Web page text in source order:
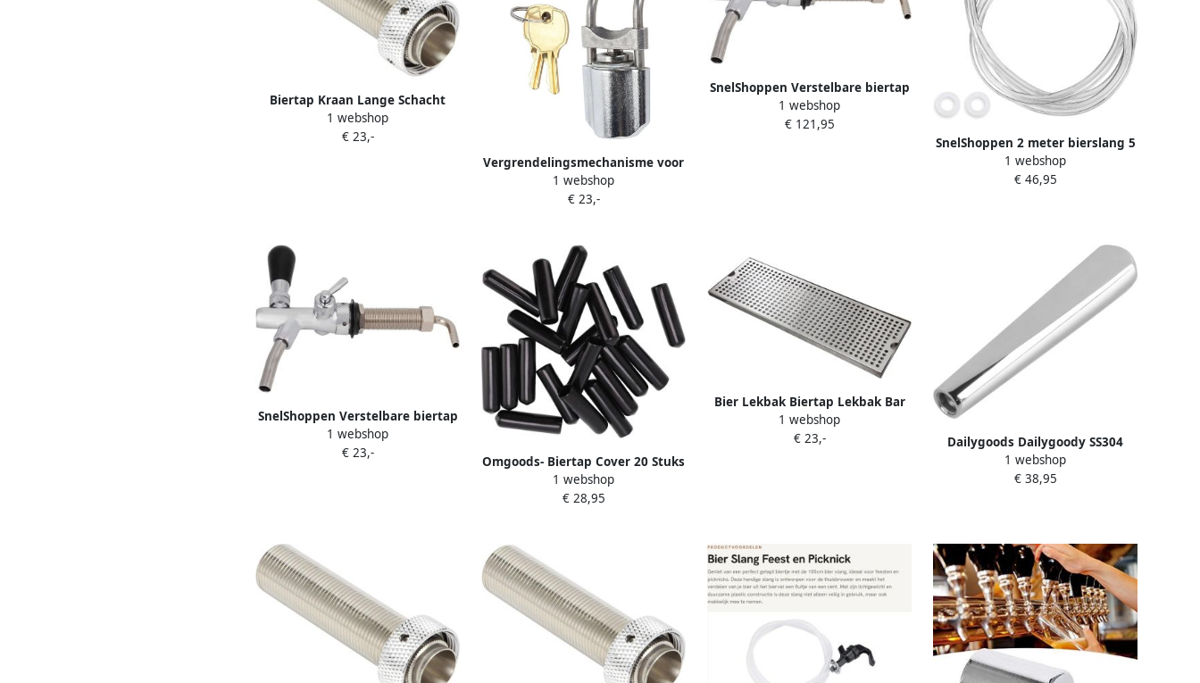
Biertap Kraan Lange Schacht
Ideaal voor Thuisbrouwers Rood
Verstelbare Biertap Perfect voor
1 webshop
€ 23,-
Vergrendelingsmechanisme voor
Biertap Roestvrijstalen Faucet
Lock voor Thuisbrouwerij en Keg
1 webshop
€ 23,-
SnelShoppen Verstelbare biertap
met flow-regelaar 4 inch tapkit
voor thuisgebrouwen tapbieren
1 webshop
€ 121,95
SnelShoppen 2 meter bierslang 5
8 7 mm met vleknoten en O-ring
perfecte verbinding voor biertap
1 webshop
€ 46,95
SnelShoppen Verstelbare biertap
voor tapbier met vloei-regelaar 4
inch tapkit voor zelfgebrouwen
1 webshop
€ 23,-
Omgoods- Biertap Cover 20 Stuks
Siliconen Keg-dop
Kraanafdekking Beschermende
1 webshop
€ 28,95
Bier Lekbak Biertap Lekbak Bar
Netjes Houden Roestvrij Staal
50x17.5 cm Zilver
1 webshop
€ 23,-
Dailygoods Dailygoody SS304
roestvrijstalen biertaphendel
Taphendel voor biertaps 4 9 inch
1 webshop
€ 38,95